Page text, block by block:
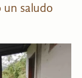
un saludo